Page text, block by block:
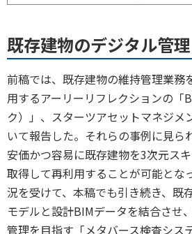
既存建物のデジタル管理
前稿では、既存建物の維持管理業務
用するアーリーリフレクションの「
ク）」、スターツアセットマネジメ
いて報告した。それらの事例に見ら
安価かつ容易に既存建物を3次元ス
取得して再利用することが可能とな
況を受けて、本稿でも引き続き、既
モデルと設計BIMデータを結合させ
管理を目指す「メタバース検査シス